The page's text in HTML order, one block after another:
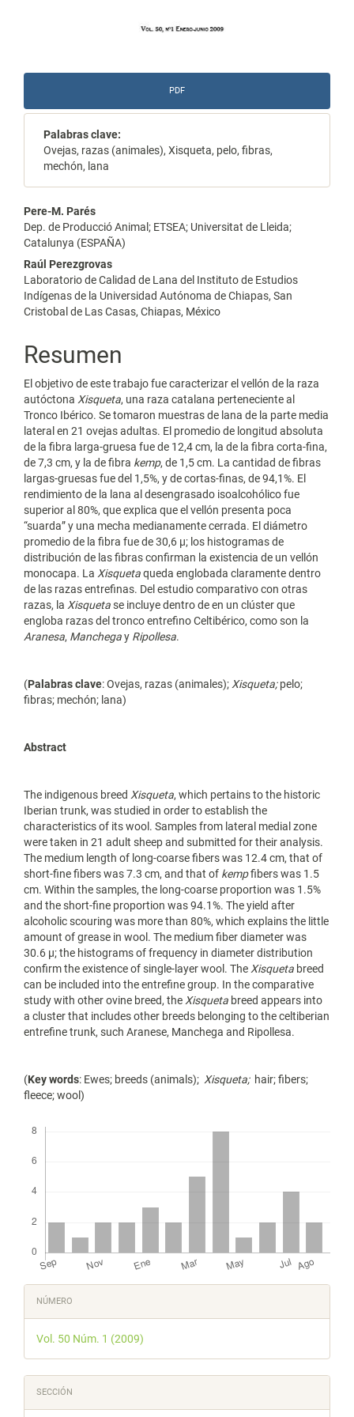
PDF
Palabras clave:
Ovejas, razas (animales), Xisqueta, pelo, fibras,
mechón, lana
Contenido
principal
del
artículo
Pere-M. Parés
Dep. de Producció Animal; ETSEA; Universitat de Lleida;
Catalunya (ESPAÑA)
Raúl Perezgrovas
Laboratorio de Calidad de Lana del Instituto de Estudios
Indígenas de la Universidad Autónoma de Chiapas, San
Cristobal de Las Casas, Chiapas, México
Resumen
El objetivo de este trabajo fue caracterizar el vellón de la raza
autóctona Xisqueta, una raza catalana perteneciente al
Tronco Ibérico. Se tomaron muestras de lana de la parte media
lateral en 21 ovejas adultas. El promedio de longitud absoluta
de la fibra larga-gruesa fue de 12,4 cm, la de la fibra corta-fina,
de 7,3 cm, y la de fibra kemp, de 1,5 cm. La cantidad de fibras
largas-gruesas fue del 1,5%, y de cortas-finas, de 94,1%. El
rendimiento de la lana al desengrasado isoalcohólico fue
superior al 80%, que explica que el vellón presenta poca
“suarda” y una mecha medianamente cerrada. El diámetro
promedio de la fibra fue de 30,6 µ; los histogramas de
distribución de las fibras confirman la existencia de un vellón
monocapa. La Xisquetaqueda englobada claramente dentro
de las razas entrefinas. Del estudio comparativo con otras
razas, la Xisquetase incluye dentro de en un clúster que
engloba razas del tronco entrefino Celtibérico, como son la
Aranesa, Manchegay Ripollesa.
(Palabras clave: Ovejas, razas (animales); Xisqueta;pelo;
fibras; mechón; lana)
Abstract
The indigenous breed Xisqueta, which pertains to the historic
Iberian trunk, was studied in order to establish the
characteristics of its wool. Samples from lateral medial zone
were taken in 21 adult sheep and submitted for their analysis.
The medium length of long-coarse fibers was 12.4 cm, that of
short-fine fibers was 7.3 cm, and that of kempfibers was 1.5
cm. Within the samples, the long-coarse proportion was 1.5%
and the short-fine proportion was 94.1%. The yield after
alcoholic scouring was more than 80%, which explains the little
amount of grease in wool. The medium fiber diameter was
30.6 µ; the histograms of frequency in diameter distribution
confirm the existence of single-layer wool. The Xisqueta breed
can be included into the entrefine group. In the comparative
study with other ovine breed, the Xisqueta breed appears into
a cluster that includes other breeds belonging to the celtiberian
entrefine trunk, such Aranese, Manchega and Ripollesa.
(Key words: Ewes; breeds (animals); Xisqueta;hair; fibers;
fleece; wool)
Detalles
del
artículo
NÚMERO
Vol. 50 Núm. 1 (2009)
SECCIÓN